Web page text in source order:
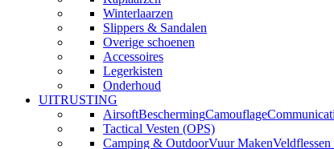
Winterlaarzen
Slippers & Sandalen
Overige schoenen
Accessoires
Legerkisten
Onderhoud
UITRUSTING
AirsoftBeschermingCamouflage
Tactical Vesten (OPS)
Camping & OutdoorVuur Maken